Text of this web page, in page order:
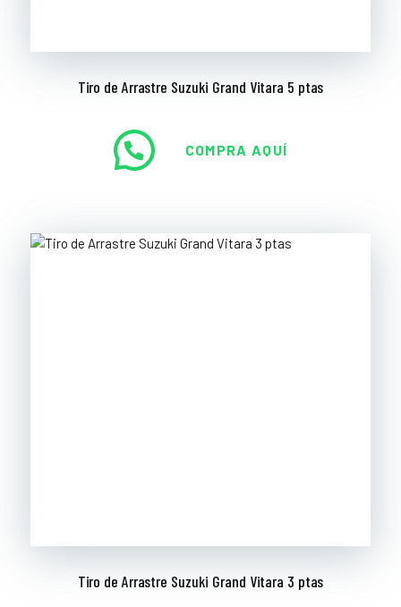
Tiro de Arrastre Suzuki Grand Vitara 5 ptas
COMPRA AQUÍ
Tiro de Arrastre Suzuki Grand Vitara 3 ptas